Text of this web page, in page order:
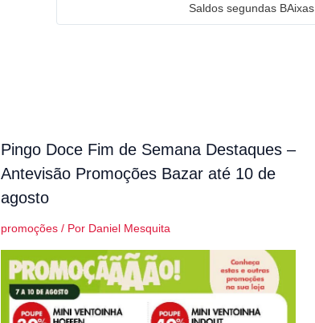
Saldos segundas BAixas
Pingo Doce Fim de Semana Destaques –
Antevisão Promoções Bazar até 10 de
agosto
promoções/ Por Daniel Mesquita